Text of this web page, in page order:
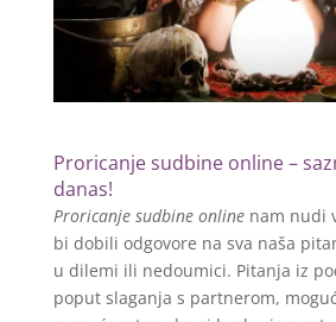
Proricanje sudbine online –
danas!
Proricanje sudbine onlinenam nudi
bi dobili odgovore na sva naša
u dilemi ili nedoumici. Pitanja iz
poput slaganja s partnerom,